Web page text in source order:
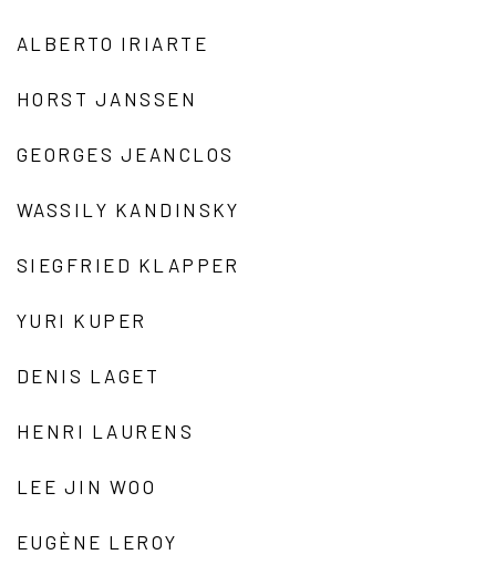
ALBERTO IRIARTE
HORST JANSSEN
GEORGES JEANCLOS
WASSILY KANDINSKY
SIEGFRIED KLAPPER
YURI KUPER
DENIS LAGET
HENRI LAURENS
LEE JIN WOO
EUGÈNE LEROY